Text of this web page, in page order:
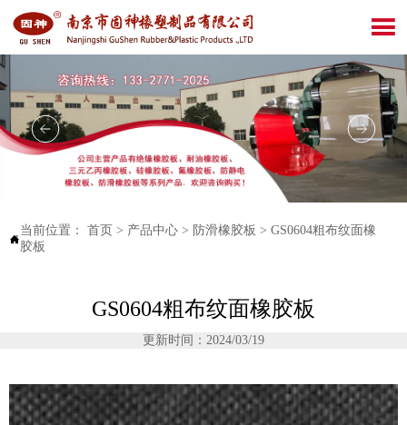


当前位置： 首页 > 产品中心 > 防滑橡胶板 > GS0604粗布纹面橡
胶板
GS0604粗布纹面橡胶板
更新时间：2024/03/19